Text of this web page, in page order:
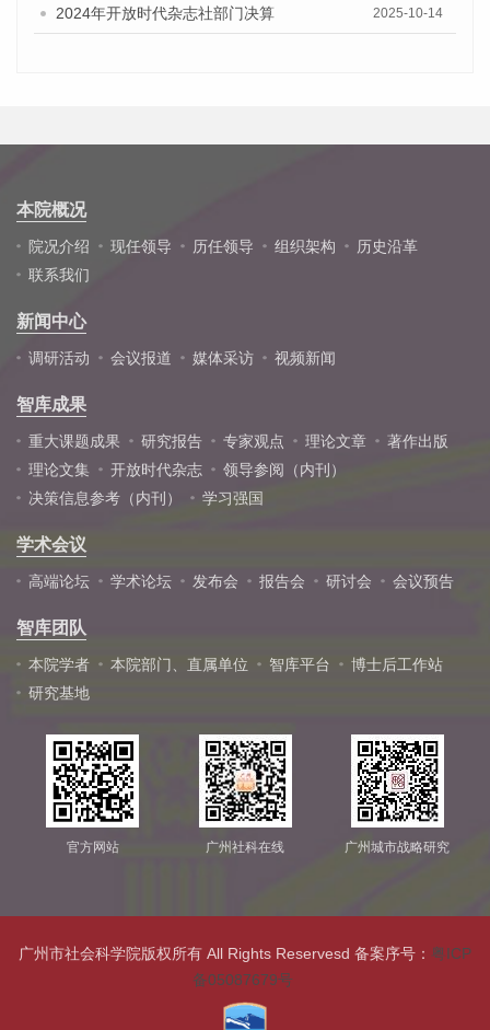
2024年开放时代杂志社部门决算 2025-10-14
本院概况
院况介绍 现任领导 历任领导 组织架构
历史沿革
联系我们
新闻中心
调研活动 会议报道 媒体采访 视频新闻
智库成果
重大课题成果 研究报告 专家观点 理论文章
著作出版
理论文集
开放时代杂志
领导参阅（内刊）
决策信息参考（内刊）
学习强国
学术会议
高端论坛 学术论坛 发布会 报告会 研讨会 会议预告
智库团队
本院学者 本院部门、直属单位 智库平台
博士后工作站
研究基地
官方网站 广州社科在线 广州城市战略研究
广州市社会科学院版权所有 All Rights Reservesd 备案序号： 粤ICP
备05087679号